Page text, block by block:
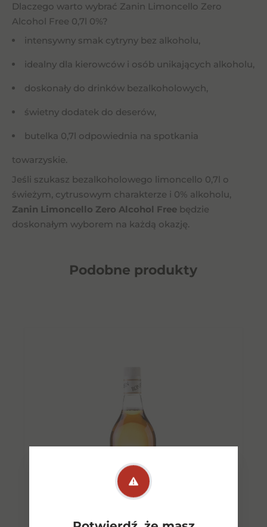
Dlaczego warto wybrać Zanin Limoncello Zero
Alcohol Free 0,7l 0%?
intensywny smak cytryny bez alkoholu,
idealny dla kierowców i osób unikających alkoholu,
doskonały do drinków bezalkoholowych,
świetny dodatek do deserów,
butelka 0,7l odpowiednia na spotkania
towarzyskie.
Jeśli szukasz bezalkoholowego limoncello 0,7l o
świeżym, cytrusowym charakterze i 0% alkoholu,
Zanin Limoncello Zero Alcohol Free będzie
doskonałym wyborem na każdą okazję.
Podobne produkty